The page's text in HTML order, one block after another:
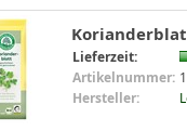
Lieferzeit:
Artikelnummer:
Hersteller: